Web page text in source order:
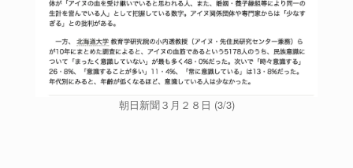
朝日新聞３月２８日 (3/3)